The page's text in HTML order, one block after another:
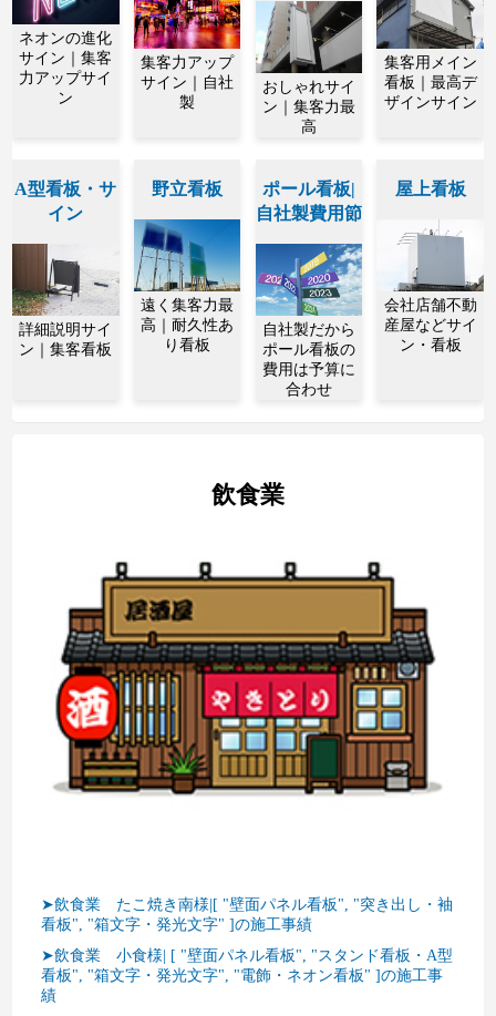
ネオンの進化
サイン｜集客
力アップサイ
ン
集客力アップ
サイン｜自社
製
おしゃれサイ
ン｜集客力最
高
集客用メイン
看板｜最高デ
ザインサイン
A型看板・サ
イン
詳細説明サイ
ン｜集客看板
野立看板
遠く集客力最
高｜耐久性あ
り看板
ポール看板|
自社製費用節
自社製だから
ポール看板の
費用は予算に
合わせ
屋上看板
会社店舗不動
産屋などサイ
ン・看板
飲食業
➤飲食業 たこ焼き南様|[ "壁面パネル看板", "突き出し・袖
看板", "箱文字・発光文字" ]の施工事績
➤飲食業 小食様| [ "壁面パネル看板", "スタンド看板・A型
看板", "箱文字・発光文字", "電飾・ネオン看板" ]の施工事
績